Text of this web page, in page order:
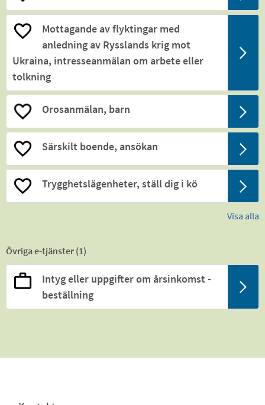
Mottagande av flyktingar med
anledning av Rysslands krig mot
Ukraina, intresseanmälan om arbete eller
tolkning
Orosanmälan, barn
Särskilt boende, ansökan
Trygghetslägenheter, ställ dig i kö
Visa alla
Övriga e-tjänster (1)
Intyg eller uppgifter om årsinkomst -
beställning